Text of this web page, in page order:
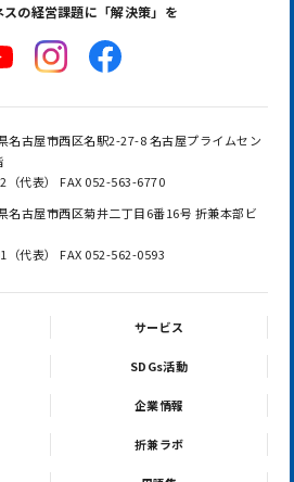
スの経営課題に「解決策」を
名古屋市西区名駅2-27-8 名古屋プライムセン
（代表） FAX 052-563-6770
名古屋市西区菊井二丁目6番16号 折兼本部ビ
（代表） FAX 052-562-0593
サービス
SDGs活動
企業情報
折兼ラボ